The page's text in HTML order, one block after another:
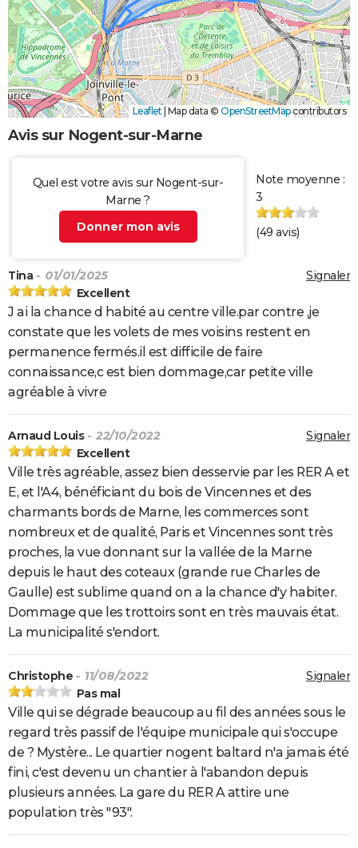
Leaflet Map data © OpenStreetMapcontributors
Avis sur Nogent-sur-Marne
Quel est votre avis sur Nogent-sur-
Marne ?
Donner mon avis
Note moyenne :
3
(49 avis)
Signaler
Tina - 01/01/2025
Excellent
J ai la chance d habité au centre ville.par contre ,je
constate que les volets de mes voisins restent en
permanence fermés.il est difficile de faire
connaissance,c est bien dommage,car petite ville
agréable à vivre
Signaler
Arnaud Louis- 22/10/2022
Excellent
Ville très agréable, assez bien desservie par les RER A et
E, et l'A4, bénéficiant du bois de Vincennes et des
charmants bords de Marne, les commerces sont
nombreux et de qualité, Paris et Vincennes sont très
proches, la vue donnant sur la vallée de la Marne
depuis le haut des coteaux (grande rue Charles de
Gaulle) est sublime quand on a la chance d'y habiter.
Dommage que les trottoirs sont en très mauvais état.
La municipalité s'endort.
Signaler
Christophe - 11/08/2022
Pas mal
Ville qui se dégrade beaucoup au fil des années sous le
regard très passif de l'équipe municipale qui s'occupe
de ? Mystère... Le quartier nogent baltard n'a jamais été
fini, c'est devenu un chantier à l'abandon depuis
plusieurs années. La gare du RER A attire une
population très "93".